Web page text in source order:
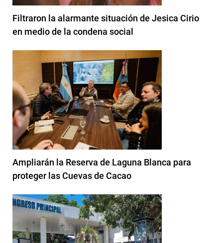
Filtraron la alarmante situación de Jesica Cirio
en medio de la condena social
Ampliarán la Reserva de Laguna Blanca para
proteger las Cuevas de Cacao